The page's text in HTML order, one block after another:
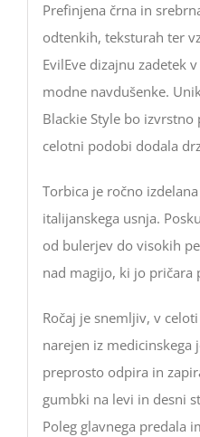
Prefinjena črna in
odtenkih, teksturah ter
EvilEve dizajnu zadetek
modne navdušenke.
Blackie Style bo
celotni podobi dodala
Torbica je ročno
italijanskega usnja.
od bulerjev do visokih
nad magijo, ki jo pričara
Ročaj je snemljiv, v
narejen iz medicinskega
preprosto odpira in
gumbki na levi in desni
Poleg glavnega predala